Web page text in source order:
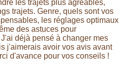
les trajets plus agréables,
trajets. Genre, quels sont vos
les réglages optimaux
des astuces pour
déjà pensé à changer mes
j'aimerais avoir vos avis avant
d'avance pour vos conseils !